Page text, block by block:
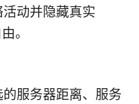
动并隐藏真实
。
服务器距离、服务